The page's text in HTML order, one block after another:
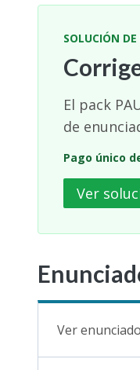
SOLUCIÓN
El pack
de
Pago único
Ver
Ver